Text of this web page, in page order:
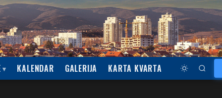
KALENDAR GALERIJA KARTA KVARTA